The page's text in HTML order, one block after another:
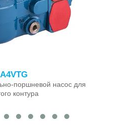
поршневой насос для
контура